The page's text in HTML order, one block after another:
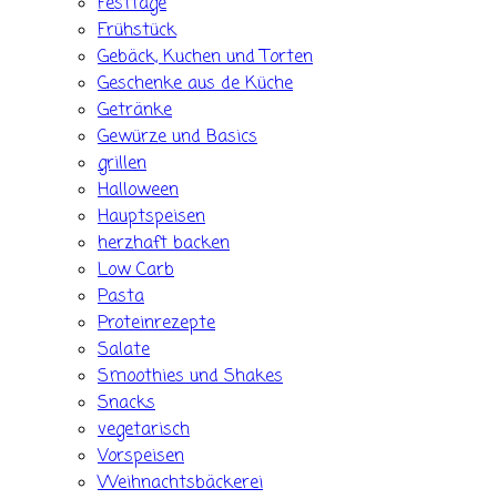
Frühstück
Gebäck, Kuchen und Torten
Geschenke aus de Küche
Getränke
Gewürze und Basics
grillen
Halloween
Hauptspeisen
herzhaft backen
Low Carb
Pasta
Proteinrezepte
Salate
Smoothies und Shakes
Snacks
vegetarisch
Vorspeisen
Weihnachtsbäckerei